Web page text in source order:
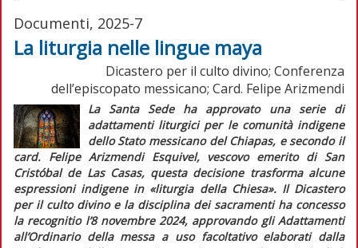
Documenti, 2025-7
La liturgia nelle lingue maya
Dicastero per il culto divino; Conferenza
dell’episcopato messicano; Card. Felipe Arizmendi
La Santa Sede ha approvato una serie di
adattamenti liturgici per le comunità indigene
dello Stato messicano del Chiapas, e secondo il
card. Felipe Arizmendi Esquivel, vescovo emerito di San
Cristóbal de Las Casas, questa decisione trasforma alcune
espressioni indigene in «liturgia della Chiesa». Il Dicastero
per il culto divino e la disciplina dei sacramenti ha concesso
la recognitiol’8 novembre 2024, approvando gliAdattamenti
all’Ordinario della messa a uso facoltativoelaborati dalla